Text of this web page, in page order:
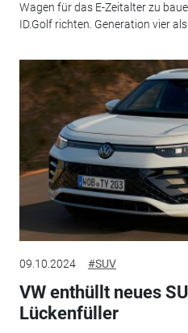
Wagen für das E-Zeitalter zu
ID.Golf richten. Generation vier
09.10.2024 #SUV
VW enthüllt neues
Lückenfüller